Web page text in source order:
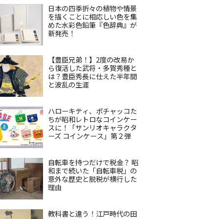
日本の四季折々の植物や情景
を描くことに相応しい色を集
めた水彩色鉛筆『色辞典』が
新発売！
【豊臣兄弟！】2度の改易か
ら復活した武将・多賀秀種と
は？豊臣秀長に仕えた半年間
と波乱の生涯
ハローキティ、ポチャッコた
ちが昭和レトロなコインケー
スに！「サンリオキャラクタ
ーズ コインケース」第２弾
自転車を持つだけで税金？ 昭
和まで続いた「自転車税」の
意外な歴史と脱税が横行した
理由
教科書と違う！江戸時代の田